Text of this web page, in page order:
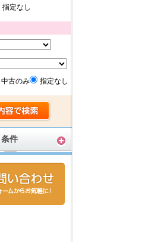
指定なし
中古のみ 指定なし
件